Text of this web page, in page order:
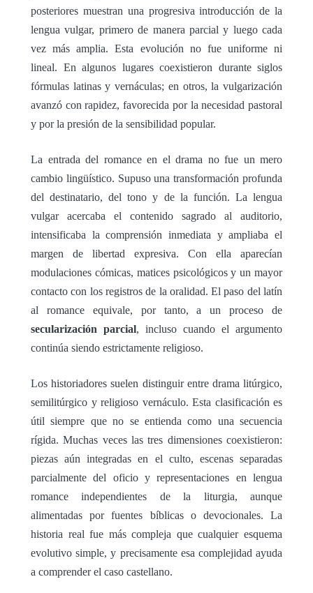
posteriores muestran una progresiva introducción de la
lengua vulgar, primero de manera parcial y luego cada
vez más amplia. Esta evolución no fue uniforme ni
lineal. En algunos lugares coexistieron durante siglos
fórmulas latinas y vernáculas; en otros, la vulgarización
avanzó con rapidez, favorecida por la necesidad pastoral
y por la presión de la sensibilidad popular.
La entrada del romance en el drama no fue un mero
cambio lingüístico. Supuso una transformación profunda
del destinatario, del tono y de la función. La lengua
vulgar acercaba el contenido sagrado al auditorio,
intensificaba la comprensión inmediata y ampliaba el
margen de libertad expresiva. Con ella aparecían
modulaciones cómicas, matices psicológicos y un mayor
contacto con los registros de la oralidad. El paso del latín
al romance equivale, por tanto, a un proceso de
secularización parcial, incluso cuando el argumento
continúa siendo estrictamente religioso.
Los historiadores suelen distinguir entre drama litúrgico,
semilitúrgico y religioso vernáculo. Esta clasificación es
útil siempre que no se entienda como una secuencia
rígida. Muchas veces las tres dimensiones coexistieron:
piezas aún integradas en el culto, escenas separadas
parcialmente del oficio y representaciones en lengua
romance independientes de la liturgia, aunque
alimentadas por fuentes bíblicas o devocionales. La
historia real fue más compleja que cualquier esquema
evolutivo simple, y precisamente esa complejidad ayuda
a comprender el caso castellano.